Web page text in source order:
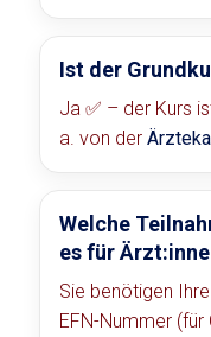
Ist der
Ja ✅ – der Kurs
a. von der
Welche
es für
Sie benötigen
EFN-Nummer